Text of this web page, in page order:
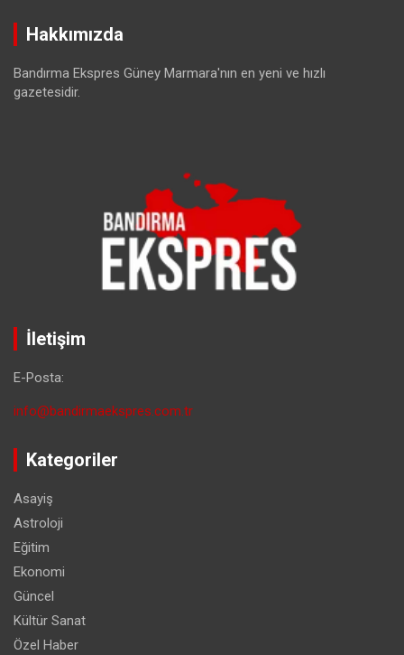
Hakkımızda
Bandırma Ekspres Güney Marmara'nın en yeni ve hızlı
gazetesidir.
İletişim
E-Posta:
info@bandirmaekspres.com.tr
Kategoriler
Asayiş
Astroloji
Eğitim
Ekonomi
Güncel
Kültür Sanat
Özel Haber